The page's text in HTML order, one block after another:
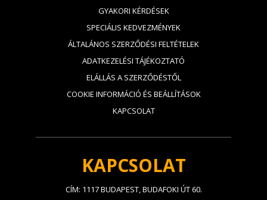
GYAKORI KÉRDÉSEK
SPECIÁLIS KEDVEZMÉNYEK
ÁLTALÁNOS SZERZŐDÉSI FELTÉTELEK
ADATKEZELÉSI TÁJÉKOZTATÓ
ELÁLLÁS A SZERZŐDÉSTŐL
COOKIE INFORMÁCIÓ ÉS BEÁLLÍTÁSOK
KAPCSOLAT
KAPCSOLAT
CÍM: 1117 BUDAPEST, BUDAFOKI ÚT 60.